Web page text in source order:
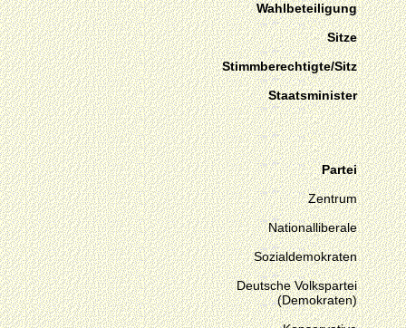
Wahlbeteiligung
Sitze
Stimmberechtigte/Sitz
Staatsminister
Partei
Zentrum
Nationalliberale
Sozialdemokraten
Deutsche Volkspartei
(Demokraten)